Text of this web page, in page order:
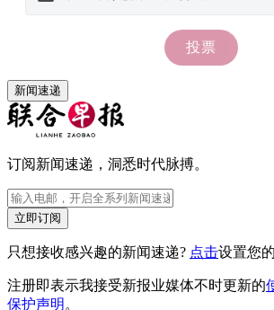
新闻速递
订阅新闻速递，洞悉时代脉搏。
立即订阅
只想接收感兴趣的新闻速递? 点击设置您
注册即表示我接受新报业媒体不时更新的
保护声明 。